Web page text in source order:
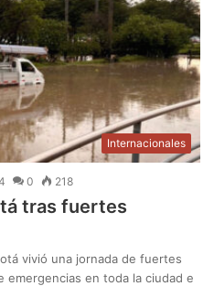
Internacionales
0 218
tras fuertes
vivió una jornada de fuertes
emergencias en toda la ciudad e